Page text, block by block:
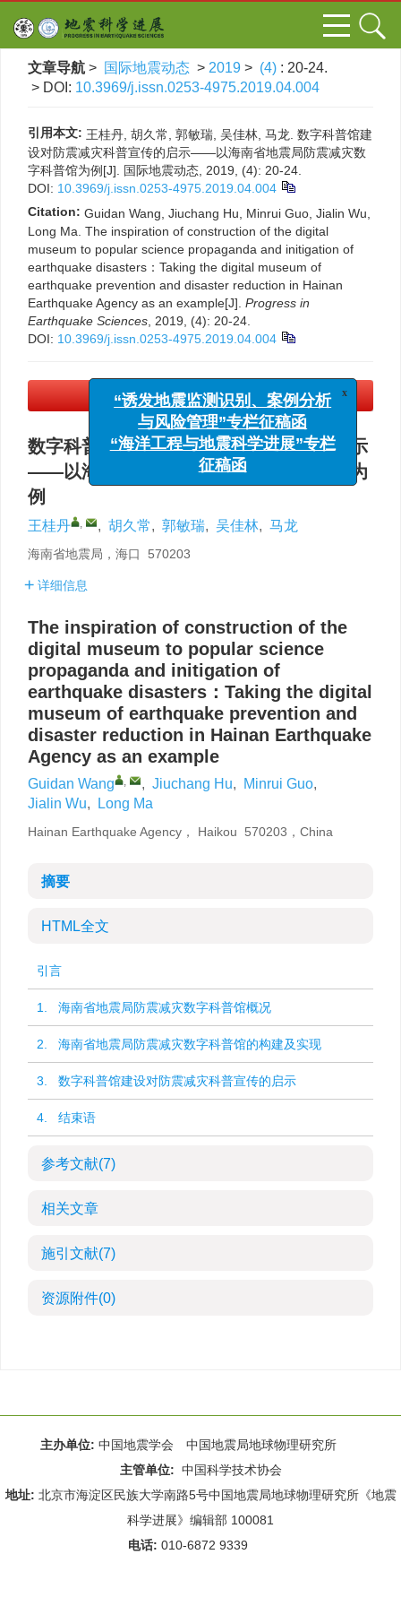
文章导航 > 国际地震动态 > 2019 > (4) : 20-24.
> DOI: 10.3969/j.issn.0253-4975.2019.04.004
引用本文: 王桂丹, 胡久常, 郭敏瑞, 吴佳林, 马龙. 数字科普馆建
设对防震减灾科普宣传的启示——以海南省地震局防震减灾数
字科普馆为例[J]. 国际地震动态, 2019, (4): 20-24.
DOI: 10.3969/j.issn.0253-4975.2019.04.004
Citation: Guidan Wang, Jiuchang Hu, Minrui Guo, Jialin Wu,
Long Ma. The inspiration of construction of the digital
museum to popular science propaganda and initigation of
earthquake disasters：Taking the digital museum of
earthquake prevention and disaster reduction in Hainan
Earthquake Agency as an example[J]. Progress in
Earthquake Sciences , 2019, (4): 20-24.
DOI: 10.3969/j.issn.0253-4975.2019.04.004
PDF下载(516 KB)
数字科普馆建设对防震减灾科普宣传的启示
——以海南省地震局防震减灾数字科普馆为
例
王桂丹 , , 胡久常, 郭敏瑞, 吴佳林, 马龙
海南省地震局，海口 570203
详细信息
The inspiration of construction of the
digital museum to popular science
propaganda and initigation of
earthquake disasters：Taking the digital
museum of earthquake prevention and
disaster reduction in Hainan Earthquake
Agency as an example
Guidan Wang , , Jiuchang Hu, Minrui Guo,
Jialin Wu, Long Ma
Hainan Earthquake Agency， Haikou 570203，China
摘要
HTML全文
引言
1. 海南省地震局防震减灾数字科普馆概况
2. 海南省地震局防震减灾数字科普馆的构建及实现
3. 数字科普馆建设对防震减灾科普宣传的启示
4. 结束语
参考文献(7)
相关文章
施引文献(7)
资源附件(0)
主办单位: 中国地震学会 中国地震局地球物理研究所
主管单位: 中国科学技术协会
地址: 北京市海淀区民族大学南路5号中国地震局地球物理研究所《地震
科学进展》编辑部 100081
电话: 010-6872 9339
x
“诱发地震监测识别、案例分析
与风险管理”专栏征稿函
“海洋工程与地震科学进展”专栏
征稿函